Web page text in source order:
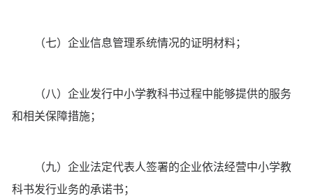
（七）企业信息管理系统情况的证明材料；
（八）企业发行中小学教科书过程中能够提供的服务
和相关保障措施；
（九）企业法定代表人签署的企业依法经营中小学教
科书发行业务的承诺书；